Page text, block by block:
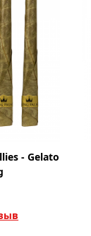
- Gelato